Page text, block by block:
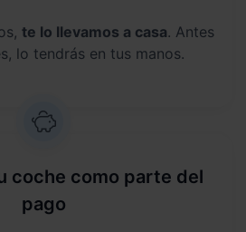
te lo llevamos a casa. Antes
lo tendrás en tus manos.
coche como parte del
pago